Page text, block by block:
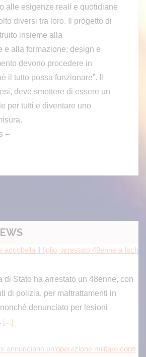
alle esigenze reali e quotidiane
diversi tra loro. Il progetto di
insieme alla
e alla formazione: design e
devono procedere in
il tutto possa funzionare”. Il
deve smettere di essere un
per tutti e diventare uno
–
accoltella il figlio, arrestato 48enne a Isch
di Stato ha arrestato un 48enne, con
di polizia, per maltrattamenti in
denunciato per lesioni
[...]
annunciano un’operazione militare contr